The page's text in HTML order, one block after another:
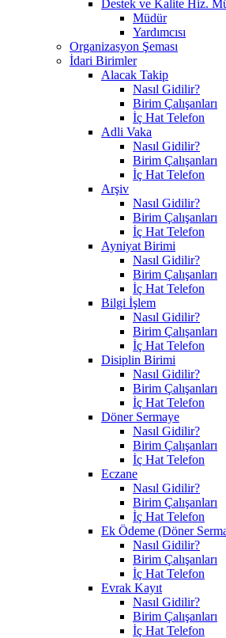
Destek ve Kalite Hiz.
Müdür
Yardımcısı
Organizasyon Şeması
İdari Birimler
Alacak Takip
Nasıl Gidilir?
Birim Çalışanları
İç Hat Telefon
Adli Vaka
Nasıl Gidilir?
Birim Çalışanları
İç Hat Telefon
Arşiv
Nasıl Gidilir?
Birim Çalışanları
İç Hat Telefon
Ayniyat Birimi
Nasıl Gidilir?
Birim Çalışanları
İç Hat Telefon
Bilgi İşlem
Nasıl Gidilir?
Birim Çalışanları
İç Hat Telefon
Disiplin Birimi
Nasıl Gidilir?
Birim Çalışanları
İç Hat Telefon
Döner Sermaye
Nasıl Gidilir?
Birim Çalışanları
İç Hat Telefon
Eczane
Nasıl Gidilir?
Birim Çalışanları
İç Hat Telefon
Ek Ödeme (Döner
Nasıl Gidilir?
Birim Çalışanları
İç Hat Telefon
Evrak Kayıt
Nasıl Gidilir?
Birim Çalışanları
İç Hat Telefon